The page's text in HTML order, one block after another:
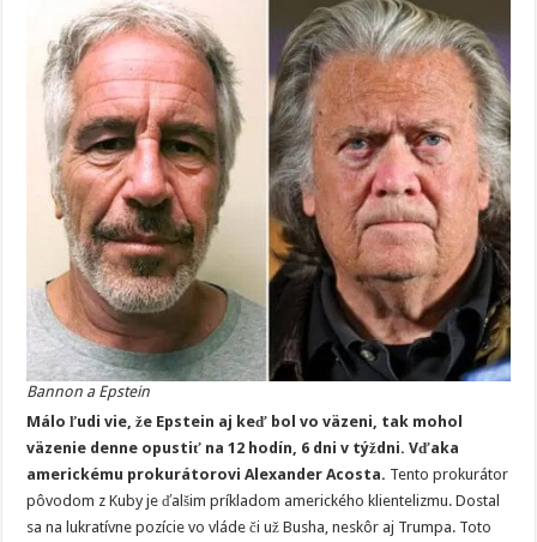
Bannon a Epstein
Málo ľudi vie, že Epstein aj keď bol vo väzeni, tak mohol
väzenie denne opustiť na 12 hodín, 6 dni v týždni. Vďaka
americkému prokurátorovi Alexander Acosta. Tento prokurátor
pôvodom z Kuby je ďalšim príkladom amerického klientelizmu. Dostal
sa na lukratívne pozície vo vláde či už Busha, neskôr aj Trumpa. Toto